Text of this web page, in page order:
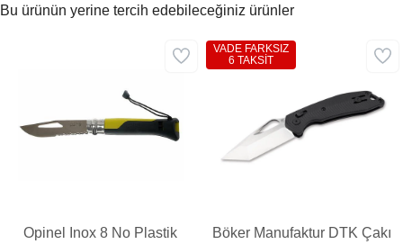
Bu ürünün yerine tercih edebileceğiniz ürünler
Opinel Inox 8 No Plastik
Böker Manufaktur DTK Çakı
VADE FARKSIZ
6 TAKSİT